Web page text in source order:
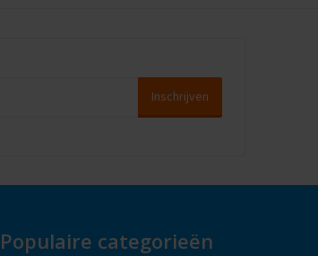
Populaire categorieën